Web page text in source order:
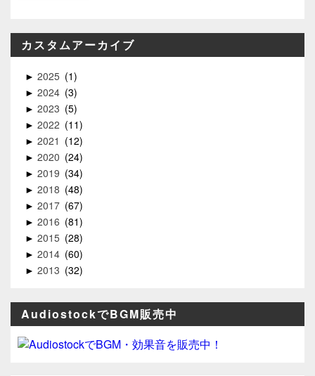
カスタムアーカイブ
► 2025 1
► 2024 3
► 2023 5
► 2022 11
► 2021 12
► 2020 24
► 2019 34
► 2018 48
► 2017 67
► 2016 81
► 2015 28
► 2014 60
► 2013 32
AudiostockでBGM販売中